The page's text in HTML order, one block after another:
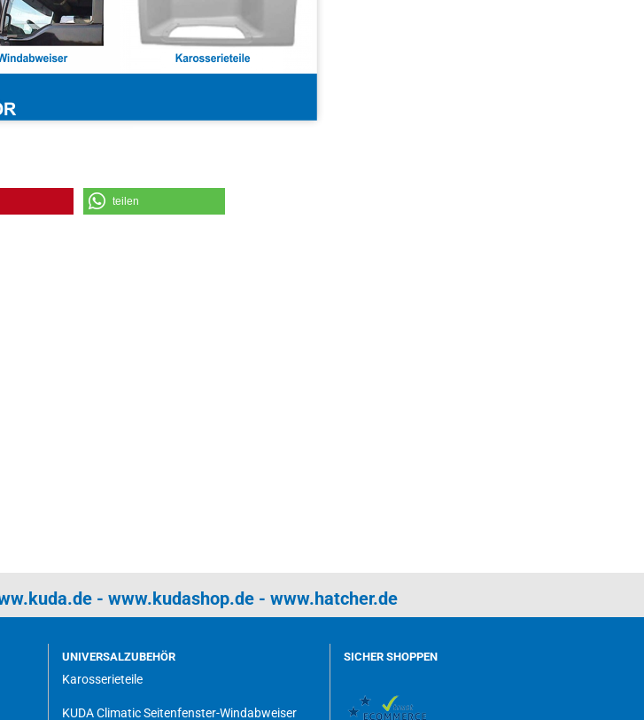
teilen
- www.kudashop.de- www.hatcher.de
UNIVERSALZUBEHÖR
Karosserieteile
KUDA Climatic Seitenfenster-Windabweiser
SICHER SHOPPEN